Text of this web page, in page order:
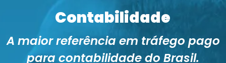
Contabilidade
A maior referência em tráfego pago
para contabilidade do Brasil.